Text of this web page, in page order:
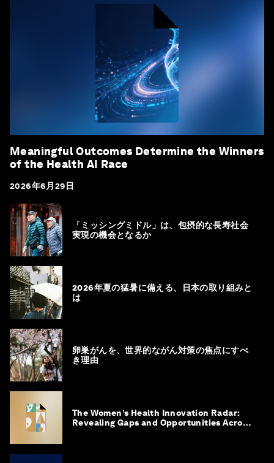
Meaningful Outcomes Determine the Winners
of the Health AI Race
2026年6月29日
「ミッシングミドル」は、包摂的な長寿社会
実現の機会となるか
2026年夏の猛暑に備える、日本の取り組みと
は
卵巣がんを、世界的ながん対策の焦点にすべ
き理由
The Women’s Health Innovation Radar:
Revealing Gaps and Opportunities Across